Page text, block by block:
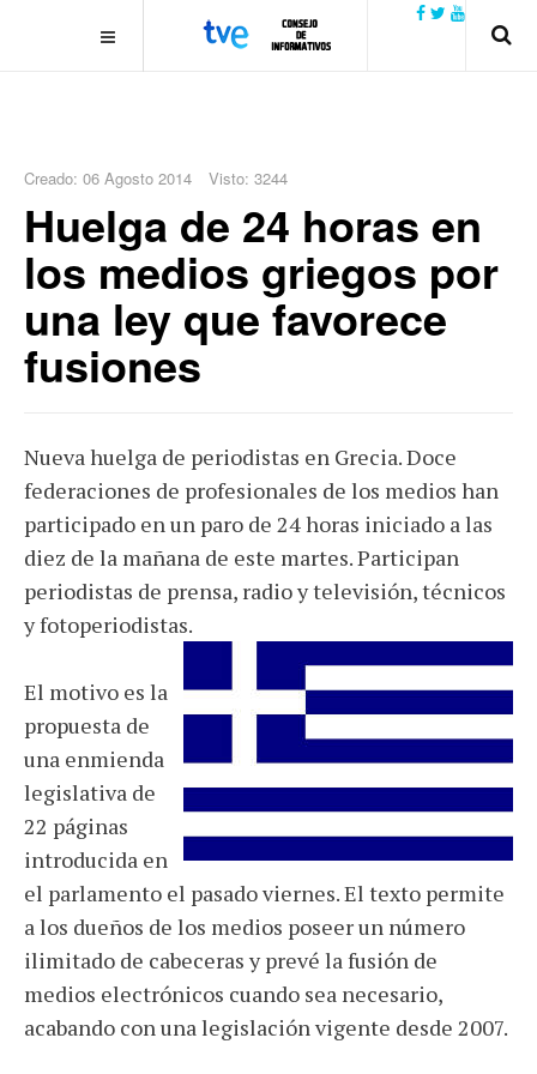
.plain-style .box-contact.box-bg { background: #0445b9
url('../../images/contact.png') 0 0 no-repeat; color: #eaeaea; padding:
Creado: 06 Agosto 2014 Visto: 3244
Huelga de 24 horas en
los medios griegos por
una ley que favorece
fusiones
Nueva huelga de periodistas en Grecia. Doce
federaciones de profesionales de los medios han
participado en un paro de 24 horas iniciado a las
diez de la mañana de este martes. Participan
periodistas de prensa, radio y televisión, técnicos
y fotoperiodistas.
El motivo es la
propuesta de
una enmienda
legislativa de
22 páginas
introducida en
el parlamento el pasado viernes. El texto permite
a los dueños de los medios poseer un número
ilimitado de cabeceras y prevé la fusión de
medios electrónicos cuando sea necesario,
acabando con una legislación vigente desde 2007.